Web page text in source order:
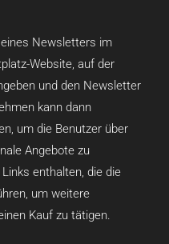
Newsletters im
Website, auf der
und den Newsletter
kann dann
um die Benutzer über
Angebote zu
enthalten, die die
um weitere
Kauf zu tätigen.